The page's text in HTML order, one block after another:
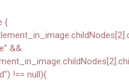
{
&&
!== null){